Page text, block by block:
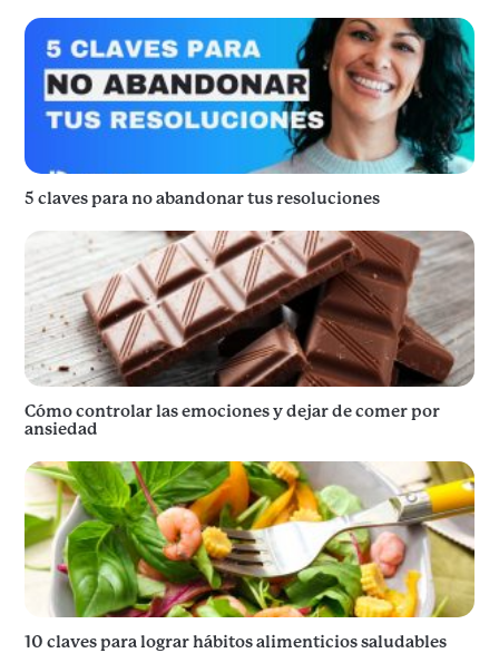
5 claves para no abandonar tus resoluciones
Cómo controlar las emociones y dejar de comer por
ansiedad
10 claves para lograr hábitos alimenticios saludables